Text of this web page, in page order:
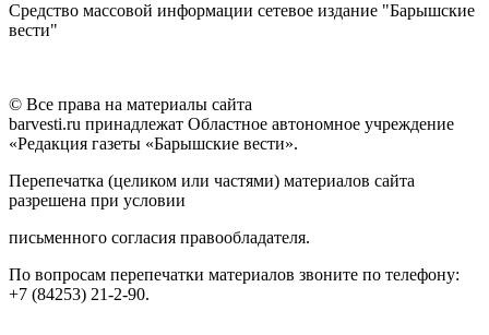
Средство массовой информации сетевое издание "Барышские
вести"
© Все права на материалы сайта
barvesti.ru принадлежат Областное автономное учреждение
«Редакция газеты «Барышские вести».
Перепечатка (целиком или частями) материалов сайта
разрешена при условии
письменного согласия правообладателя.
По вопросам перепечатки материалов звоните по телефону:
+7 (84253) 21-2-90.